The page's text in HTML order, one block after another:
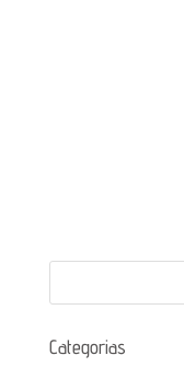
Categorias